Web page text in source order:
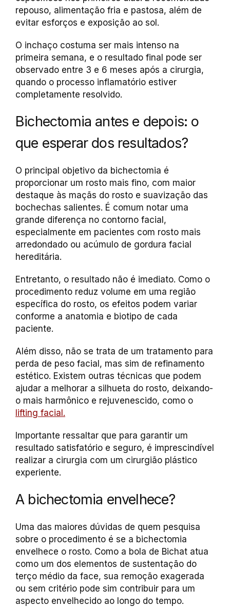
repouso, alimentação fria e pastosa, além de
evitar esforços e exposição ao sol.
O inchaço costuma ser mais intenso na
primeira semana, e o resultado final pode ser
observado entre 3 e 6 meses após a cirurgia,
quando o processo inflamatório estiver
completamente resolvido.
Bichectomia antes e depois: o
que esperar dos resultados?
O principal objetivo da bichectomia é
proporcionar um rosto mais fino, com maior
destaque às maçãs do rosto e suavização das
bochechas salientes. É comum notar uma
grande diferença no contorno facial,
especialmente em pacientes com rosto mais
arredondado ou acúmulo de gordura facial
hereditária.
Entretanto, o resultado não é imediato. Como o
procedimento reduz volume em uma região
específica do rosto, os efeitos podem variar
conforme a anatomia e biotipo de cada
paciente.
Além disso, não se trata de um tratamento para
perda de peso facial, mas sim de refinamento
estético. Existem outras técnicas que podem
ajudar a melhorar a silhueta do rosto, deixando-
o mais harmônico e rejuvenescido, como o
lifting facial.
Importante ressaltar que para garantir um
resultado satisfatório e seguro, é imprescindível
realizar a cirurgia com um cirurgião plástico
experiente.
A bichectomia envelhece?
Uma das maiores dúvidas de quem pesquisa
sobre o procedimento é se a bichectomia
envelhece o rosto. Como a bola de Bichat atua
como um dos elementos de sustentação do
terço médio da face, sua remoção exagerada
ou sem critério pode sim contribuir para um
aspecto envelhecido ao longo do tempo.